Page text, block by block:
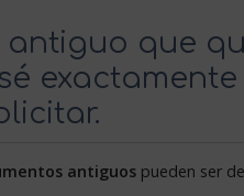
que
antiguospueden ser